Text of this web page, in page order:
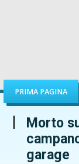
PRIMA PAGINA
Morto
garage